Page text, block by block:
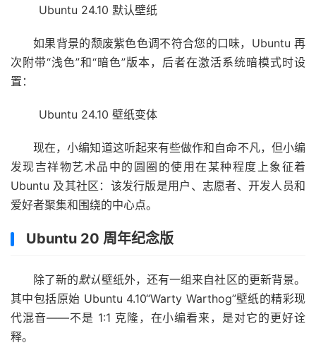
Ubuntu 24.10 默认壁纸
如果背景的颓废紫色色调不符合您的口味，Ubuntu 再
次附带“浅色”和“暗色”版本，后者在激活系统暗模式时设
置：
Ubuntu 24.10 壁纸变体
现在，小编知道这听起来有些做作和自命不凡，但小编
发现吉祥物艺术品中的圆圈的使用在某种程度上象征着
Ubuntu 及其社区：该发行版是用户、志愿者、开发人员和
爱好者聚集和围绕的中心点。
Ubuntu 20 周年纪念版
除了新的默认壁纸外，还有一组来自社区的更新背景。
其中包括原始 Ubuntu 4.10“Warty Warthog”壁纸的精彩现
代混音——不是 1:1 克隆，在小编看来，是对它的更好诠
释。